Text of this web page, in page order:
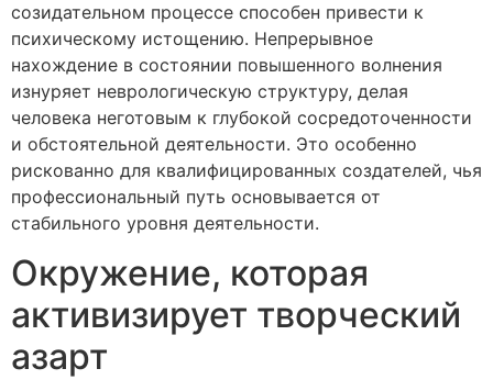
созидательном процессе способен привести к
психическому истощению. Непрерывное
нахождение в состоянии повышенного волнения
изнуряет неврологическую структуру, делая
человека неготовым к глубокой сосредоточенности
и обстоятельной деятельности. Это особенно
рискованно для квалифицированных создателей, чья
профессиональный путь основывается от
стабильного уровня деятельности.
Окружение, которая
активизирует творческий
азарт